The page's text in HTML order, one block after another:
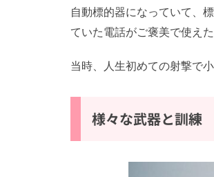
自動標的器になっていて、
ていた電話がご褒美で使え
当時、人生初めての射撃で
様々な武器と訓練